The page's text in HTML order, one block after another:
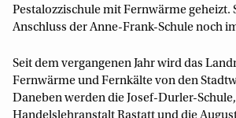
Pestalozzischule mit Fernwärme geheizt.
Anschluss der Anne-Frank-Schule noch
Seit dem vergangenen Jahr wird das
Fernwärme und Fernkälte von den
Daneben werden die Josef-Durler-